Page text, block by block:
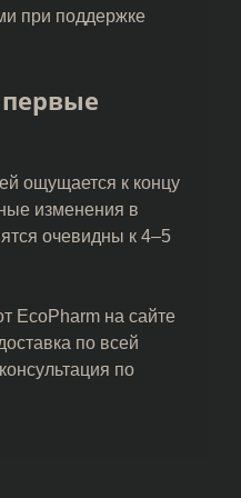
при поддержке
ощущается к концу
изменения в
очевидны к 4–5
EcoPharm на сайте
по всей
по